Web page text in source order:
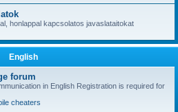
honlappal kapcsolatos javaslataitokat
English
forum
in English Registration is required for
cheaters